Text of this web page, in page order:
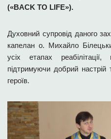
(«BACK TO LIFE»).
Духовний супровід даного
капелан о. Михайло
усіх етапах
підтримуючи добрий
героїв.